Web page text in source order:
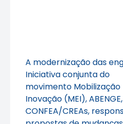
A modernização das
Iniciativa conjunta do
movimento
Inovação (MEI),
CONFEA/CREAs,